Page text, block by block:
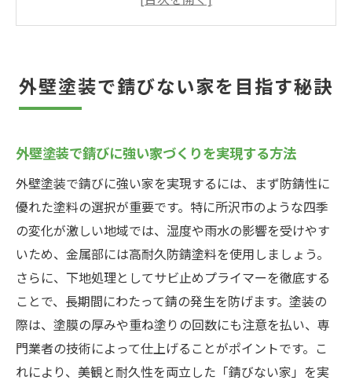
外壁塗装で耐久性と美観を両立させるポイ
ント
を知る
外壁塗装で家の寿命を延ばす秘訣を徹底紹
介
錆びにくい外壁塗装の選び方とポイント
長持ちする外壁塗装の選び方と塗料の特徴
外壁塗装で錆を防ぐための塗料選定ポイン
ト
外壁塗装の耐久性は塗料選びが決め手とな
る理由
外壁塗装で錆びない家を目指す秘訣
外壁塗装で錆びに強い家づくりを実現する方法
外壁塗装で錆びに強い家を実現するには、まず防錆性に
優れた塗料の選択が重要です。特に所沢市のような四季
の変化が激しい地域では、湿度や雨水の影響を受けやす
いため、金属部には高耐久防錆塗料を使用しましょう。
さらに、下地処理としてサビ止めプライマーを徹底する
ことで、長期間にわたって錆の発生を防げます。塗装の
際は、塗膜の厚みや重ね塗りの回数にも注意を払い、専
門業者の技術によって仕上げることがポイントです。こ
れにより、美観と耐久性を両立した「錆びない家」を実